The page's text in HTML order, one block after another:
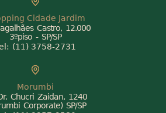
Cidade Jardim
Castro, 12.000
3ºpiso - SP/SP
(11) 3758-2731
Morumbi
Chucri Zaidan, 1240
Corporate) SP/SP